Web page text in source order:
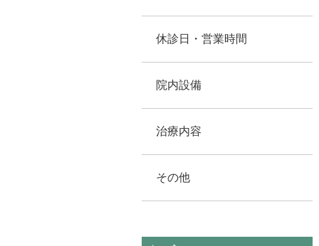
休診日・営業時間
院内設備
治療内容
その他